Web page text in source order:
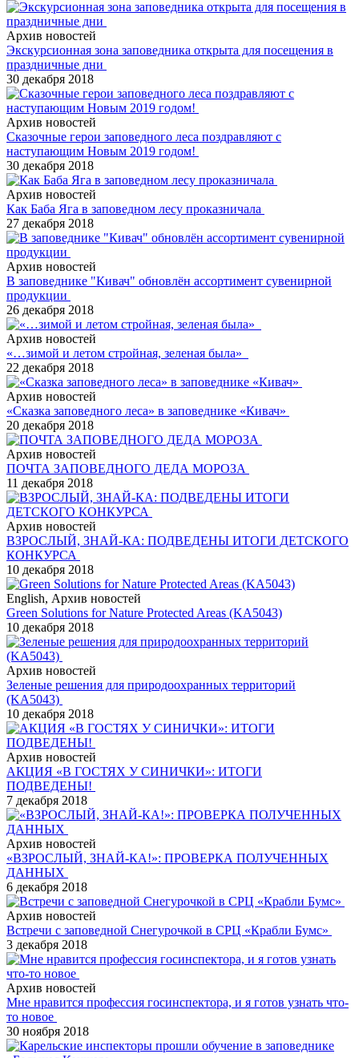
Архив новостей
Экскурсионная зона заповедника открыта для посещения в
праздничные дни
30 декабря 2018
Архив новостей
Сказочные герои заповедного леса поздравляют с
наступающим Новым 2019 годом!
30 декабря 2018
Архив новостей
Как Баба Яга в заповедном лесу проказничала
27 декабря 2018
Архив новостей
В заповеднике "Кивач" обновлён ассортимент сувенирной
продукции
26 декабря 2018
Архив новостей
«…зимой и летом стройная, зеленая была»
22 декабря 2018
Архив новостей
«Сказка заповедного леса» в заповеднике «Кивач»
20 декабря 2018
Архив новостей
ПОЧТА ЗАПОВЕДНОГО ДЕДА МОРОЗА
11 декабря 2018
Архив новостей
ВЗРОСЛЫЙ, ЗНАЙ-КА: ПОДВЕДЕНЫ ИТОГИ ДЕТСКОГО
КОНКУРСА
10 декабря 2018
English, Архив новостей
Green Solutions for Nature Protected Areas (KA5043)
10 декабря 2018
Архив новостей
Зеленые решения для природоохранных территорий
(KA5043)
10 декабря 2018
Архив новостей
АКЦИЯ «В ГОСТЯХ У СИНИЧКИ»: ИТОГИ
ПОДВЕДЕНЫ!
7 декабря 2018
Архив новостей
«ВЗРОСЛЫЙ, ЗНАЙ-КА!»: ПРОВЕРКА ПОЛУЧЕННЫХ
ДАННЫХ
6 декабря 2018
Архив новостей
Встречи с заповедной Снегурочкой в СРЦ «Крабли Бумс»
3 декабря 2018
Архив новостей
Мне нравится профессия госинспектора, и я готов узнать что-
то новое
30 ноября 2018